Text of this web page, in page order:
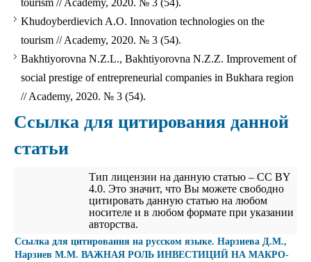
tourism // Academy, 2020. № 3 (54).
Khudoyberdievich A.O. Innovation technologies on the
tourism // Academy, 2020. № 3 (54).
Bakhtiyorovna N.Z.L., Bakhtiyorovna N.Z.Z. Improvement of
social prestige of entrepreneurial companies in Bukhara region
// Academy, 2020. № 3 (54).
Ссылка для цитирования данной
статьи
Тип лицензии на данную статью – CC BY
4.0. Это значит, что Вы можете свободно
цитировать данную статью на любом
носителе и в любом формате при указании
авторства.
Cсылка для цитирования на русском языке. Нарзиева Д.М.,
Нарзиев М.М. ВАЖНАЯ РОЛЬ ИНВЕСТИЦИЙ НА МАКРО-